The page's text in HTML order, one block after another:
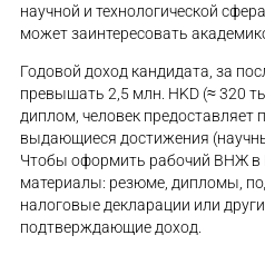
научной и технологической
может заинтересовать
Годовой доход кандидата, за
превышать 2,5 млн. HKD (≈ 320
диплом, человек предоставляет
выдающиеся достижения
Чтобы оформить рабочий ВНЖ в
материалы: резюме, дипломы,
налоговые декларации или
подтверждающие доход.